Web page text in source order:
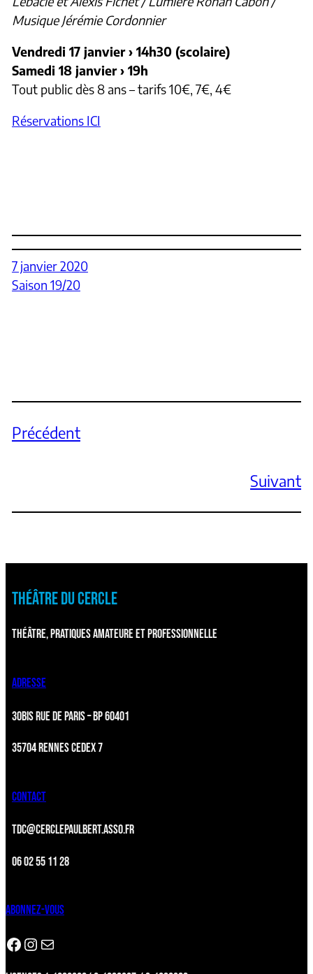
Musique Jérémie Cordonnier
Vendredi 17 janvier › 14h30 (scolaire)
Samedi 18 janvier › 19h
Tout public dès 8 ans – tarifs 10€, 7€, 4€
Réservations ICI
7 janvier 2020
Saison 19/20
Précédent
Suivant
THÉÂTRE DU CERCLE
THÉÂTRE, PRATIQUES AMATEURE ET PROFESSIONNELLE
ADRESSE
30BIS RUE DE PARIS – BP 60401
35704 RENNES CEDEX 7
CONTACT
TDC@CERCLEPAULBERT.ASSO.FR
06 02 55 11 28
ABONNEZ-VOUS
Facebook Instagram Newsletter